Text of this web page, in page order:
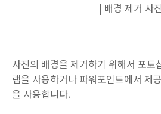
| 배경 제거 사
사진의 배경을 제거하기 위해서 포토
램을 사용하거나 파워포인트에서 제
을 사용합니다.